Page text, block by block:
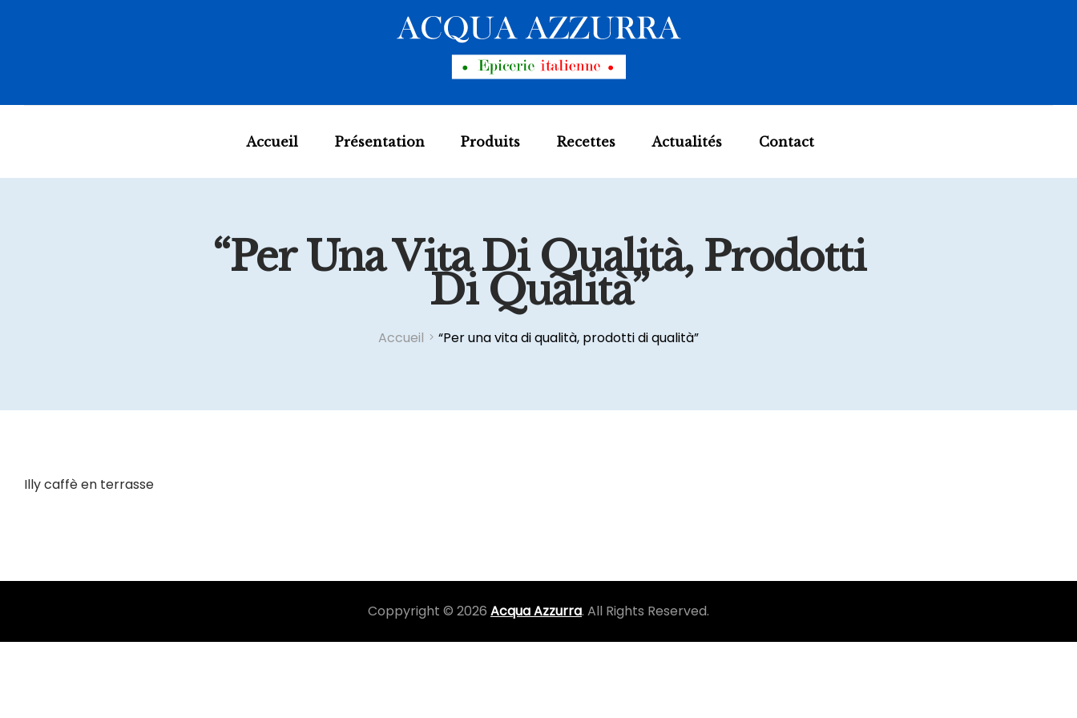
Accueil Présentation Produits Recettes Actualités Contact
“Per Una Vita Di Qualità, Prodotti
Di Qualità”
Accueil “Per una vita di qualità, prodotti di qualità”
Illy caffè en terrasse
Coppyright © 2026 Acqua Azzurra. All Rights Reserved.